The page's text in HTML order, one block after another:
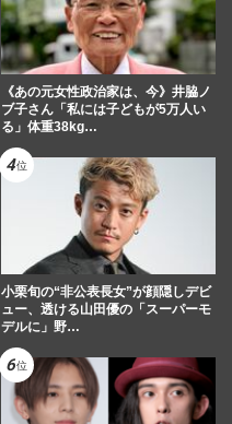
《あの元女性政治家は、今》井脇ノ
ブ子さん「私には子どもが5万人い
る」体重38kg…
小栗旬の“非公表長女”が顔隠しデビ
ュー、透ける山田優の「スーパーモ
デルに」野…